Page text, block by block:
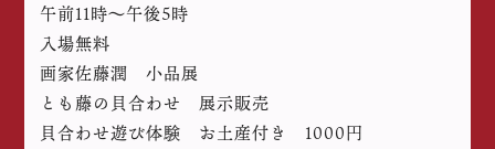
午前11時～午後5時
入場無料
画家佐藤潤 小品展
とも藤の貝合わせ 展示販売
貝合わせ遊び体験 お土産付き 1000円